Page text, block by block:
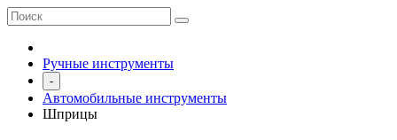
Ручные инструменты
-
Автомобильные инструменты
Шприцы